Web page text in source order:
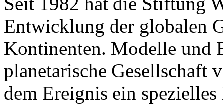
Entwicklung der globalen
Kontinenten. Modelle und
planetarische Gesellschaft
dem Ereignis ein